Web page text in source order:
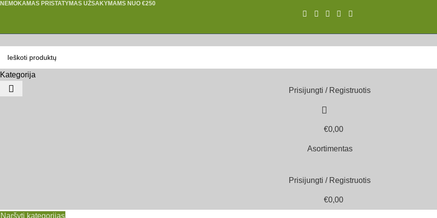
NEMOKAMAS PRISTATYMAS UŽSAKYMAMS NUO €250
Kategorija
Prisijungti / Registruotis
€0,00
Asortimentas
Prisijungti / Registruotis
€0,00
Naršyti kategorijas